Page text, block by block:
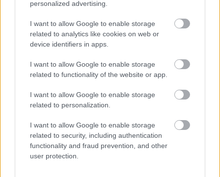
personalized advertising.
I want to allow Google to enable storage
related to analytics like cookies on web or
device identifiers in apps.
I want to allow Google to enable storage
related to functionality of the website or app.
I want to allow Google to enable storage
related to personalization.
I want to allow Google to enable storage
related to security, including authentication
functionality and fraud prevention, and other
user protection.